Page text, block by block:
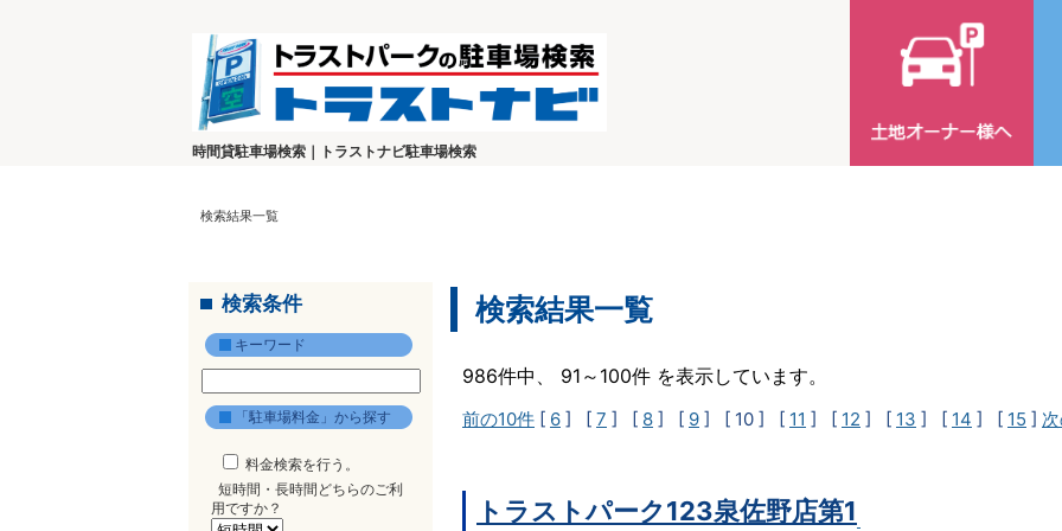
時間貸駐車場検索｜トラストナビ駐車場検索
検索結果一覧
検索条件
キーワード
「駐車場料金」から探す
料金検索を行う。
短時間・長時間どちらのご利
用ですか？
検索結果一覧
986件中、 91～100件 を表示しています。
前の10件 [ 6 ] [ 7 ] [ 8 ] [ 9 ] [ 10 ] [ 11 ] [ 12 ] [ 13 ] [ 14 ] [ 15 ]
トラストパーク123泉佐野店第1